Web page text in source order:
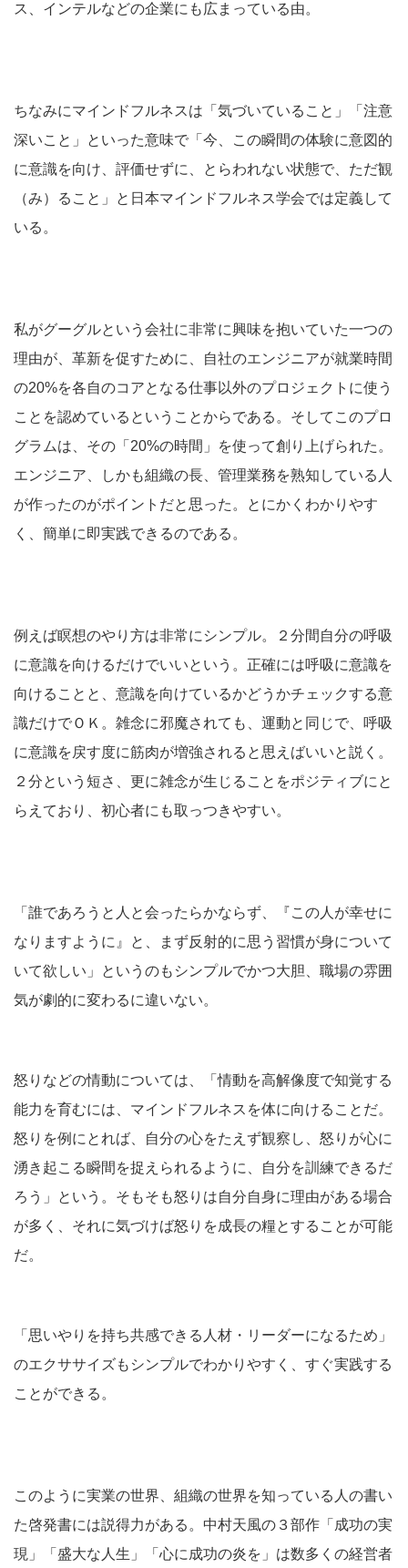
ス、インテルなどの企業にも広まっている由。
ちなみにマインドフルネスは「気づいていること」「注意
深いこと」といった意味で「今、この瞬間の体験に意図的
に意識を向け、評価せずに、とらわれない状態で、ただ観
（み）ること」と日本マインドフルネス学会では定義して
いる。
私がグーグルという会社に非常に興味を抱いていた一つの
理由が、革新を促すために、自社のエンジニアが就業時間
の20%を各自のコアとなる仕事以外のプロジェクトに使う
ことを認めているということからである。そしてこのプロ
グラムは、その「20%の時間」を使って創り上げられた。
エンジニア、しかも組織の長、管理業務を熟知している人
が作ったのがポイントだと思った。とにかくわかりやす
く、簡単に即実践できるのである。
例えば瞑想のやり方は非常にシンプル。２分間自分の呼吸
に意識を向けるだけでいいという。正確には呼吸に意識を
向けることと、意識を向けているかどうかチェックする意
識だけでＯＫ。雑念に邪魔されても、運動と同じで、呼吸
に意識を戻す度に筋肉が増強されると思えばいいと説く。
２分という短さ、更に雑念が生じることをポジティブにと
らえており、初心者にも取っつきやすい。
「誰であろうと人と会ったらかならず、『この人が幸せに
なりますように』と、まず反射的に思う習慣が身について
いて欲しい」というのもシンプルでかつ大胆、職場の雰囲
気が劇的に変わるに違いない。
怒りなどの情動については、「情動を高解像度で知覚する
能力を育むには、マインドフルネスを体に向けることだ。
怒りを例にとれば、自分の心をたえず観察し、怒りが心に
湧き起こる瞬間を捉えられるように、自分を訓練できるだ
ろう」という。そもそも怒りは自分自身に理由がある場合
が多く、それに気づけば怒りを成長の糧とすることが可能
だ。
「思いやりを持ち共感できる人材・リーダーになるため」
のエクササイズもシンプルでわかりやすく、すぐ実践する
ことができる。
このように実業の世界、組織の世界を知っている人の書い
た啓発書には説得力がある。中村天風の３部作「成功の実
現」「盛大な人生」「心に成功の炎を」は数多くの経営者